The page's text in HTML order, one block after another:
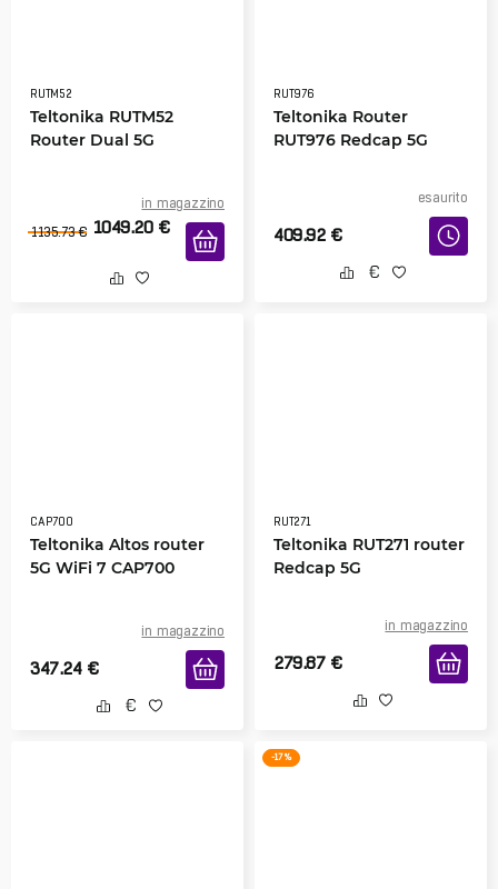
RUTM52
Teltonika RUTM52
Router Dual 5G
in magazzino
1135.73 € 1049.20 €
RUT976
Teltonika Router
RUT976 Redcap 5G
esaurito
409.92 €
CAP700
Teltonika Altos router
5G WiFi 7 CAP700
in magazzino
347.24 €
RUT271
Teltonika RUT271 router
Redcap 5G
in magazzino
279.87 €
-17 %